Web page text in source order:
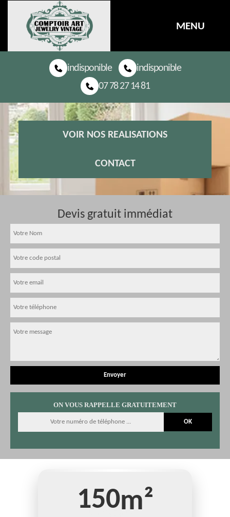
MENU
indisponible
indisponible
07 78 27 14 81
VOIR NOS REALISATIONS
CONTACT
Devis gratuit immédiat
ON VOUS RAPPELLE GRATUITEMENT
150m²